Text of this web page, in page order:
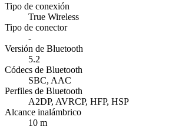
Tipo de conexión
True Wireless
Tipo de conector
-
Versión de Bluetooth
5.2
Códecs de Bluetooth
SBC, AAC
Perfiles de Bluetooth
A2DP, AVRCP, HFP, HSP
Alcance inalámbrico
10 m